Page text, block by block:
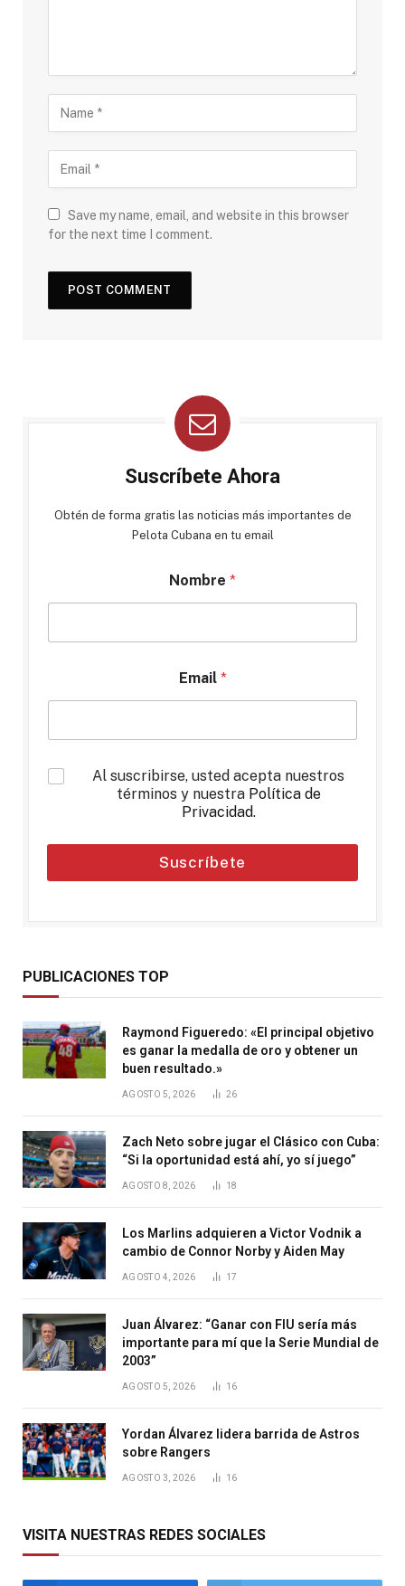
Save my name, email, and website in this browser
for the next time I comment.
Suscríbete Ahora
Obtén de forma gratis las noticias más importantes de
Pelota Cubana en tu email
Nombre *
Email *
*
Al suscribirse, usted acepta nuestros
términos y nuestra Política de
Privacidad.
Suscríbete
PUBLICACIONES TOP
Raymond Figueredo: «El principal objetivo
es ganar la medalla de oro y obtener un
buen resultado.»
AGOSTO 5, 2026 26
Zach Neto sobre jugar el Clásico con Cuba:
“Si la oportunidad está ahí, yo sí juego”
AGOSTO 8, 2026 18
Los Marlins adquieren a Victor Vodnik a
cambio de Connor Norby y Aiden May
AGOSTO 4, 2026 17
Juan Álvarez: “Ganar con FIU sería más
importante para mí que la Serie Mundial de
2003”
AGOSTO 5, 2026 16
Yordan Álvarez lidera barrida de Astros
sobre Rangers
AGOSTO 3, 2026 16
VISITA NUESTRAS REDES SOCIALES